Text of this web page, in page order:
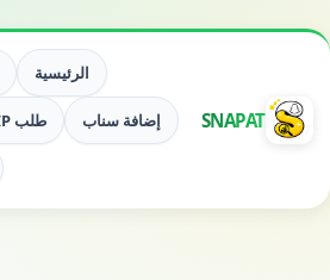
SNAPAT
الرئيسية
إضافة سناب طلب VIP